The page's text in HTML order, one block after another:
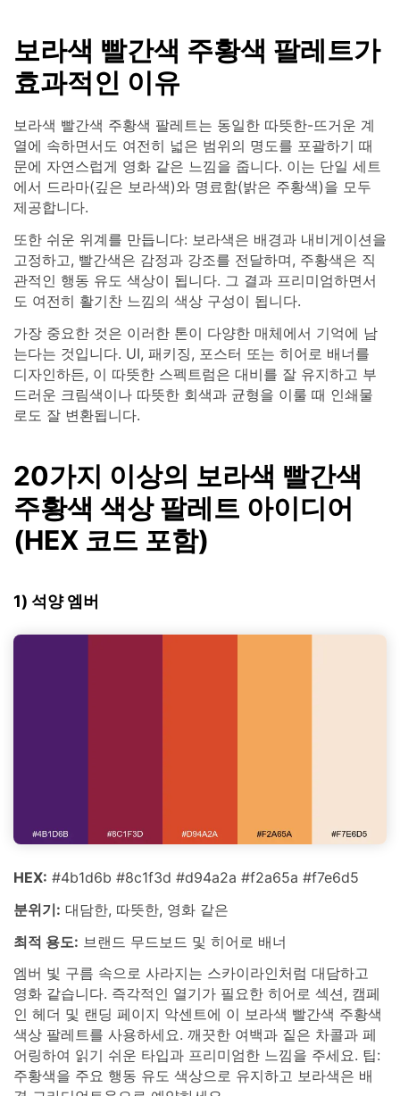
보라색 빨간색 주황색 팔레트가
효과적인 이유
보라색 빨간색 주황색 팔레트는 동일한 따뜻한-뜨거운 계
열에 속하면서도 여전히 넓은 범위의 명도를 포괄하기 때
문에 자연스럽게 영화 같은 느낌을 줍니다. 이는 단일 세트
에서 드라마(깊은 보라색)와 명료함(밝은 주황색)을 모두
제공합니다.
또한 쉬운 위계를 만듭니다: 보라색은 배경과 내비게이션을
고정하고, 빨간색은 감정과 강조를 전달하며, 주황색은 직
관적인 행동 유도 색상이 됩니다. 그 결과 프리미엄하면서
도 여전히 활기찬 느낌의 색상 구성이 됩니다.
가장 중요한 것은 이러한 톤이 다양한 매체에서 기억에 남
는다는 것입니다. UI, 패키징, 포스터 또는 히어로 배너를
디자인하든, 이 따뜻한 스펙트럼은 대비를 잘 유지하고 부
드러운 크림색이나 따뜻한 회색과 균형을 이룰 때 인쇄물
로도 잘 변환됩니다.
20가지 이상의 보라색 빨간색
주황색 색상 팔레트 아이디어
(HEX 코드 포함)
1) 석양 엠버
HEX: #4b1d6b #8c1f3d #d94a2a #f2a65a #f7e6d5
분위기: 대담한, 따뜻한, 영화 같은
최적 용도: 브랜드 무드보드 및 히어로 배너
엠버 빛 구름 속으로 사라지는 스카이라인처럼 대담하고
영화 같습니다. 즉각적인 열기가 필요한 히어로 섹션, 캠페
인 헤더 및 랜딩 페이지 악센트에 이 보라색 빨간색 주황색
색상 팔레트를 사용하세요. 깨끗한 여백과 짙은 차콜과 페
어링하여 읽기 쉬운 타입과 프리미엄한 느낌을 주세요. 팁:
주황색을 주요 행동 유도 색상으로 유지하고 보라색은 배